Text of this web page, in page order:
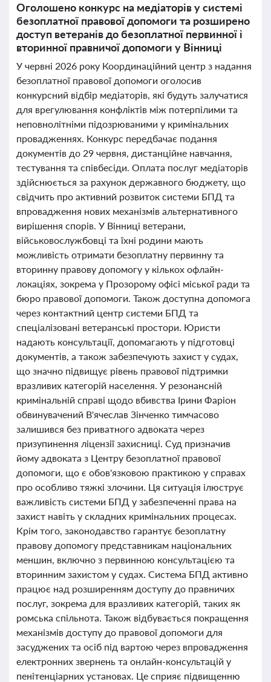
Оголошено конкурс на медіаторів у системі
безоплатної правової допомоги та розширено
доступ ветеранів до безоплатної первинної і
вторинної правничої допомоги у Вінниці
У червні 2026 року Координаційний центр з надання
безоплатної правової допомоги оголосив
конкурсний відбір медіаторів, які будуть залучатися
для врегулювання конфліктів між потерпілими та
неповнолітніми підозрюваними у кримінальних
провадженнях. Конкурс передбачає подання
документів до 29 червня, дистанційне навчання,
тестування та співбесіди. Оплата послуг медіаторів
здійснюється за рахунок державного бюджету, що
свідчить про активний розвиток системи БПД та
впровадження нових механізмів альтернативного
вирішення спорів. У Вінниці ветерани,
військовослужбовці та їхні родини мають
можливість отримати безоплатну первинну та
вторинну правову допомогу у кількох офлайн-
локаціях, зокрема у Прозорому офісі міської ради та
бюро правової допомоги. Також доступна допомога
через контактний центр системи БПД та
спеціалізовані ветеранські простори. Юристи
надають консультації, допомагають у підготовці
документів, а також забезпечують захист у судах,
що значно підвищує рівень правової підтримки
вразливих категорій населення. У резонансній
кримінальній справі щодо вбивства Ірини Фаріон
обвинувачений В'ячеслав Зінченко тимчасово
залишився без приватного адвоката через
призупинення ліцензії захисниці. Суд призначив
йому адвоката з Центру безоплатної правової
допомоги, що є обов'язковою практикою у справах
про особливо тяжкі злочини. Ця ситуація ілюструє
важливість системи БПД у забезпеченні права на
захист навіть у складних кримінальних процесах.
Крім того, законодавство гарантує безоплатну
правову допомогу представникам національних
меншин, включно з первинною консультацією та
вторинним захистом у судах. Система БПД активно
працює над розширенням доступу до правничих
послуг, зокрема для вразливих категорій, таких як
ромська спільнота. Також відбувається покращення
механізмів доступу до правової допомоги для
засуджених та осіб під вартою через впровадження
електронних звернень та онлайн-консультацій у
пенітенціарних установах. Це сприяє підвищенню